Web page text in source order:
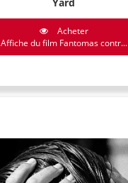
Yard
Acheter
Affiche du film Fantomas contr...